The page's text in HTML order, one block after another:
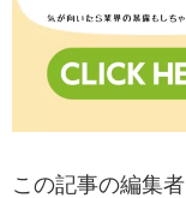
この記事の編集者